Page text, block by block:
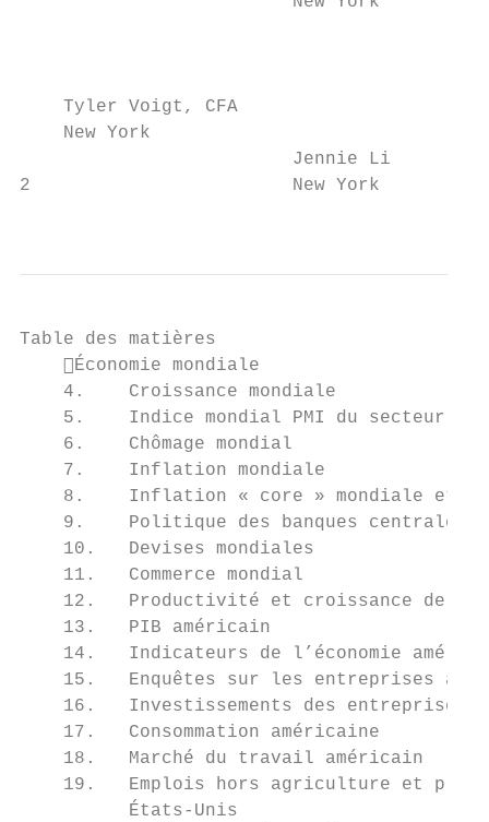
Tyler Voigt, CFA
New York
                         Jennie Li
2                        New York
Table des matières
Économie mondiale
4.    Croissance mondiale
5.    Indice mondial PMI du secteur
6.    Chômage mondial
7.    Inflation mondiale
8.    Inflation « core » mondiale et
9.    Politique des banques centrales
10.   Devises mondiales
11.   Commerce mondial
12.   Productivité et croissance de
13.   PIB américain
14.   Indicateurs de l’économie
15.   Enquêtes sur les entreprises
16.   Investissements des entreprises
17.   Consommation américaine
18.   Marché du travail américain
19.   Emplois hors agriculture et
États-Unis